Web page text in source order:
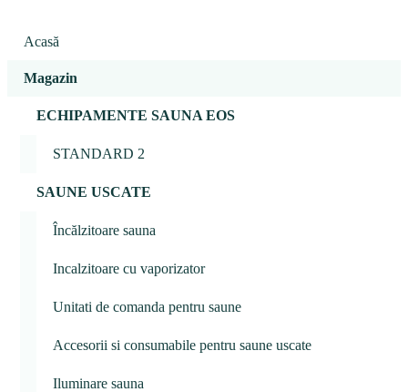
Acasă
Magazin
ECHIPAMENTE SAUNA EOS
STANDARD 2
SAUNE USCATE
Încălzitoare sauna
Incalzitoare cu vaporizator
Unitati de comanda pentru saune
Accesorii si consumabile pentru saune uscate
Iluminare sauna